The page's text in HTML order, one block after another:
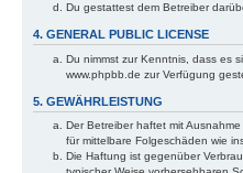
Du gestattest dem Betreiber
4. GENERAL PUBLIC LICENSE
Du nimmst zur Kenntnis, dass es
www.phpbb.de zur Verfügung
5. GEWÄHRLEISTUNG
Der Betreiber haftet mit
für mittelbare Folgeschäden wie
Die Haftung ist gegenüber